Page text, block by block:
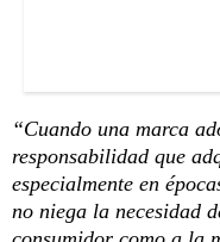
“Cuando una marca
responsabilidad que
especialmente en
no niega la necesidad